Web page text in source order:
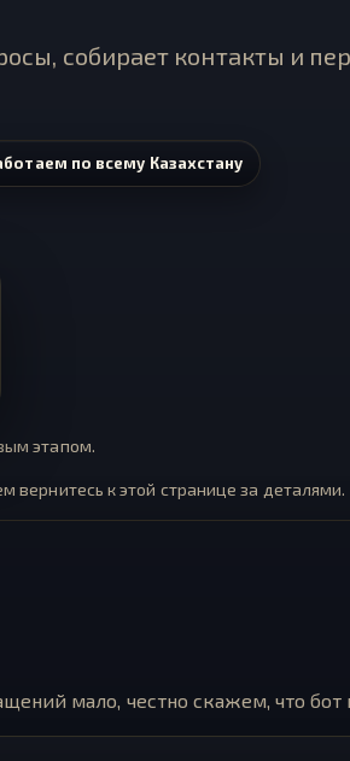
собирает контакты и
по всему Казахстану
этапом.
вернитесь к этой странице за деталями.
мало, честно скажем, что бот